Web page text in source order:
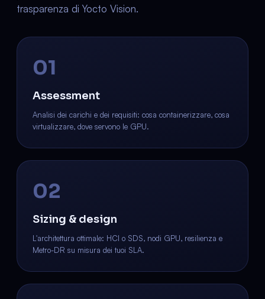
trasparenza di Yocto Vision.
01
Assessment
Analisi dei carichi e dei requisiti: cosa containerizzare, cosa
virtualizzare, dove servono le GPU.
02
Sizing & design
L'architettura ottimale: HCI o SDS, nodi GPU, resilienza e
Metro-DR su misura dei tuoi SLA.